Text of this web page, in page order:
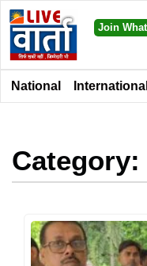
Join
National International